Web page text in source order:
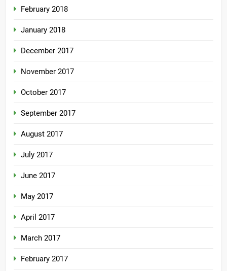
February 2018
January 2018
December 2017
November 2017
October 2017
September 2017
August 2017
July 2017
June 2017
May 2017
April 2017
March 2017
February 2017